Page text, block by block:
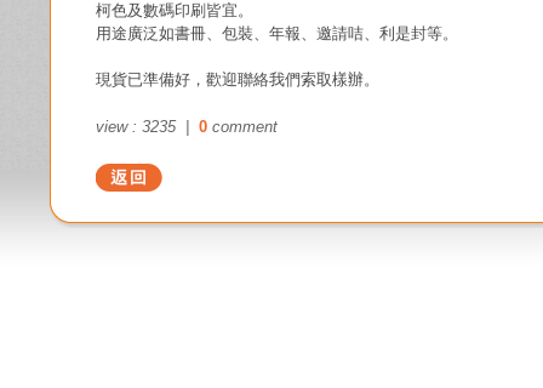
柯色及數碼印刷皆宜。
用途廣泛如書冊、包裝、年報、邀請咭、利是封等。
現貨已準備好，歡迎聯絡我們索取樣辦。
view : 3235 | 0 comment